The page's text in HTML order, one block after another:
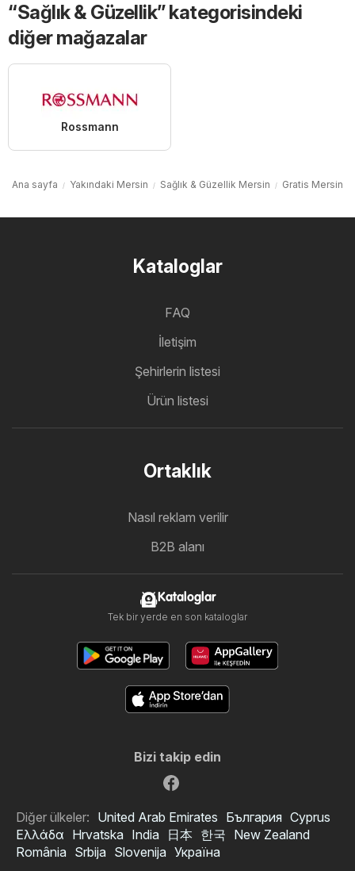
“Sağlık & Güzellik” kategorisindeki
diğer mağazalar
Rossmann
Ana sayfa Yakındaki Mersin Sağlık & Güzellik Mersin Gratis Mersin
Kataloglar
FAQ
İletişim
Şehirlerin listesi
Ürün listesi
Ortaklık
Nasıl reklam verilir
B2B alanı
Kataloglar
Tek bir yerde en son kataloglar
Bizi takip edin
Diğer ülkeler: United Arab Emirates България Cyprus
Ελλάδα Hrvatska India 日本 한국 New Zealand
România Srbija Slovenija Україна